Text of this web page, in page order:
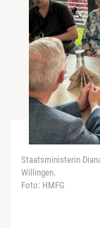
Staatsministerin
Willingen.
Foto: HMFG